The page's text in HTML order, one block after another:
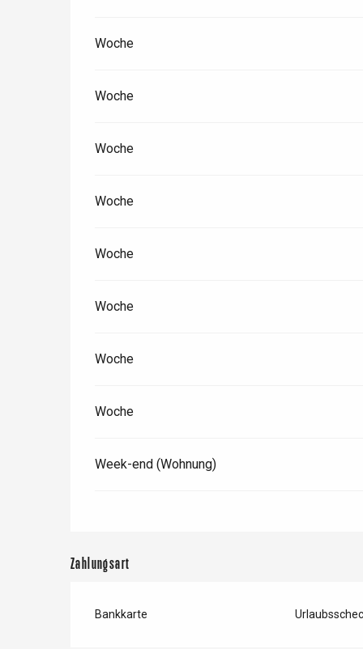
Woche
Woche
Woche
Woche
Woche
Woche
Woche
Woche
Week-end (Wohnung)
Zahlungsart
Bankkarte